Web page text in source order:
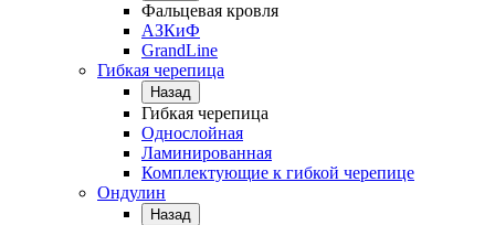
Фальцевая кровля
АЗКиФ
GrandLine
Гибкая черепица
Назад
Гибкая черепица
Однослойная
Ламинированная
Комплектующие к гибкой черепице
Ондулин
Назад